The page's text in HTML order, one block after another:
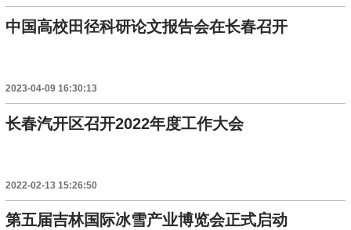
中国高校田径科研论文报告会在长春召开
2023-04-09 16:30:13
长春汽开区召开2022年度工作大会
2022-02-13 15:26:50
第五届吉林国际冰雪产业博览会正式启动